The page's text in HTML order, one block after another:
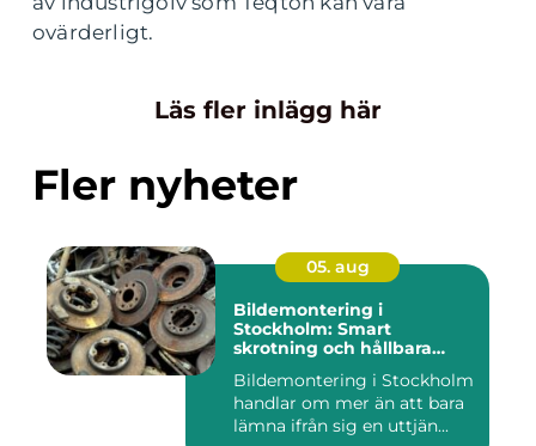
ovärderligt.
Läs fler inlägg här
Fler nyheter
05. aug
Bildemontering i
Stockholm: Smart
skrotning och hållbara
Bildemontering i Stockholm
handlar om mer än att bara
lämna ifrån sig en uttjän...